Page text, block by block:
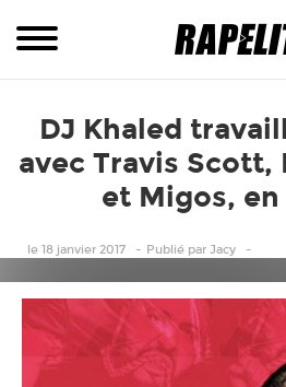
DJ Khaled
avec Travis Scott,
et Migos,
le 18 janvier 2017 Publiépar Jacy